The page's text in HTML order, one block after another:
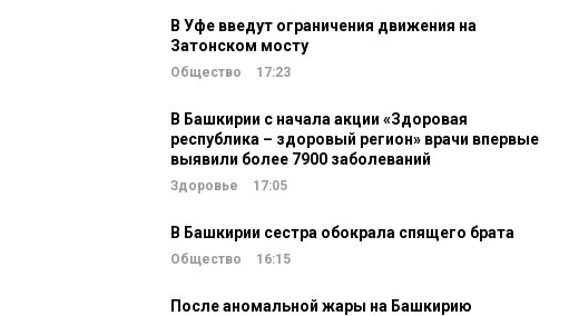
В Уфе введут ограничения движения на
Затонском мосту
Общество 17:23
В Башкирии с начала акции «Здоровая
республика – здоровый регион» врачи впервые
выявили более 7900 заболеваний
Здоровье 17:05
В Башкирии сестра обокрала спящего брата
Общество 16:15
После аномальной жары на Башкирию